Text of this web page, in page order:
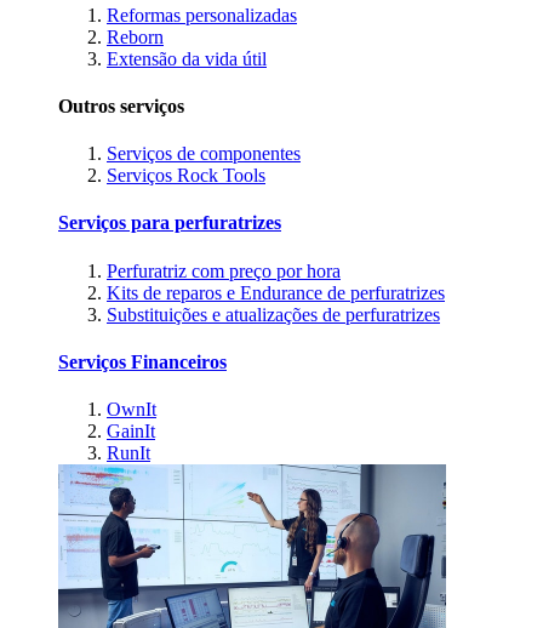
Reformas personalizadas
Reborn
Extensão da vida útil
Outros serviços
Serviços de componentes
Serviços Rock Tools
Serviços para perfuratrizes
Perfuratriz com preço por hora
Kits de reparos e Endurance de perfuratrizes
Substituições e atualizações de perfuratrizes
Serviços Financeiros
OwnIt
GainIt
RunIt